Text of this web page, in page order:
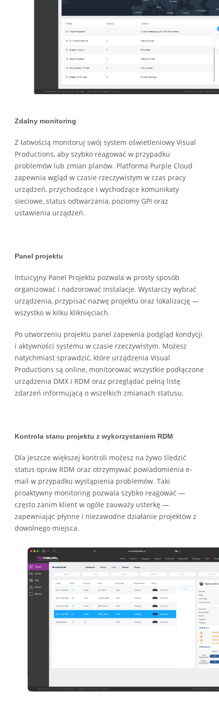
Zdalny monitoring
Z łatwością monitoruj swój system oświetleniowy Visual
Productions, aby szybko reagować w przypadku
problemów lub zmian planów. Platforma Purple Cloud
zapewnia wgląd w czasie rzeczywistym w czas pracy
urządzeń, przychodzące i wychodzące komunikaty
sieciowe, status odtwarzania, poziomy GPI oraz
ustawienia urządzeń.
Panel projektu
Intuicyjny Panel Projektu pozwala w prosty sposób
organizować i nadzorować instalacje. Wystarczy wybrać
urządzenia, przypisać nazwę projektu oraz lokalizację —
wszystko w kilku kliknięciach.
Po utworzeniu projektu panel zapewnia podgląd kondycji
i aktywności systemu w czasie rzeczywistym. Możesz
natychmiast sprawdzić, które urządzenia Visual
Productions są online, monitorować wszystkie podłączone
urządzenia DMX i RDM oraz przeglądać pełną listę
zdarzeń informującą o wszelkich zmianach statusu.
Kontrola stanu projektu z wykorzystaniem RDM
Dla jeszcze większej kontroli możesz na żywo śledzić
status opraw RDM oraz otrzymywać powiadomienia e-
mail w przypadku wystąpienia problemów. Taki
proaktywny monitoring pozwala szybko reagować —
często zanim klient w ogóle zauważy usterkę —
zapewniając płynne i niezawodne działanie projektów z
dowolnego miejsca.